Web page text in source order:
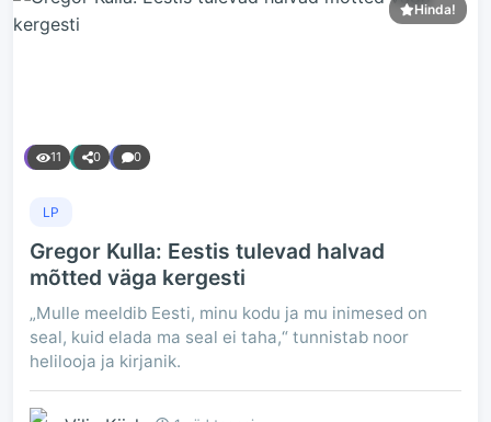
Hinda!
11 0 0
LP
Gregor Kulla: Eestis tulevad halvad
mõtted väga kergesti
„Mulle meeldib Eesti, minu kodu ja mu inimesed on
seal, kuid elada ma seal ei taha,“ tunnistab noor
helilooja ja kirjanik.